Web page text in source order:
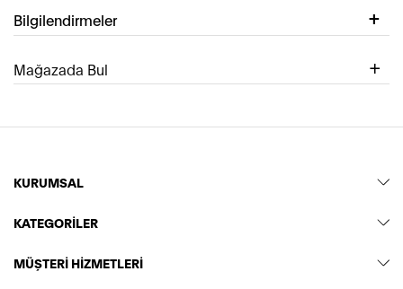
Bilgilendirmeler
Mağazada Bul
KURUMSAL
KATEGORİLER
MÜŞTERİ HİZMETLERİ